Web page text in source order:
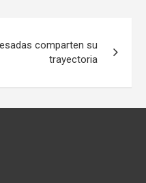
comparten su
trayectoria